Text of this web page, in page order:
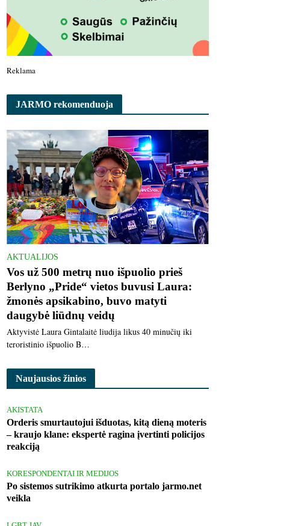
Reklama
JARMO rekomenduoja
AKTUALIJOS
Vos už 500 metrų nuo išpuolio prieš
Berlyno „Pride“ vietos buvusi Laura:
žmonės apsikabino, buvo matyti
daugybė liūdnų veidų
Aktyvistė Laura Gintalaitė liudija likus 40 minučių iki
teroristinio išpuolio B…
Naujausios žinios
AKISTATA
Orderis smurtautojui išduotas, kitą dieną moteris
– kraujo klane: ekspertė ragina įvertinti policijos
reakciją
KORESPONDENTAI IR MEDIJOS
Po sistemos sutrikimo atkurta portalo jarmo.net
veikla